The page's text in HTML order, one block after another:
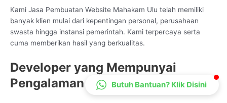
Kami Jasa Pembuatan Website Mahakam Ulu telah memiliki
banyak klien mulai dari kepentingan personal, perusahaan
swasta hingga instansi pemerintah. Kami terpercaya serta
cuma memberikan hasil yang berkualitas.
Developer yang Mempunyai
Pengalaman
Butuh Bantuan? Klik Disini